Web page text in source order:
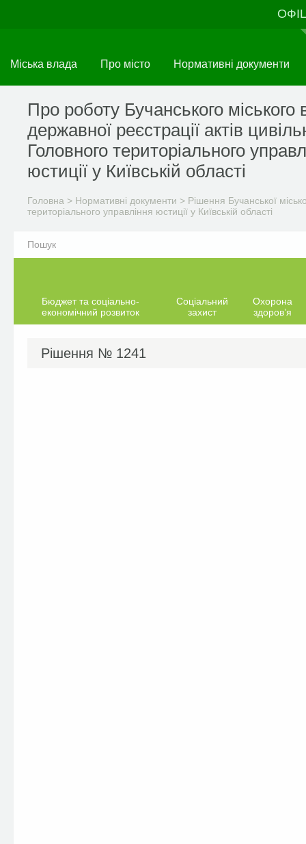
Міська влада Про місто Нормативні документи
Про роботу Бучанського міського
державної реєстрації актів
Головного територіального
юстиції у Київській області
Головна > Нормативні документи > Рішення Бучанської
територіального управління юстиції у Київській області
Бюджет та соціально-
економічний розвиток
Соціальний
захист
Охорона
здоров’я
Рішення № 1241